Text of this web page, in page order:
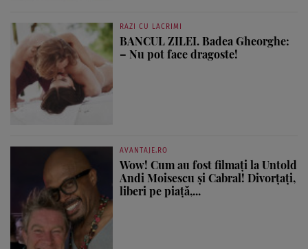
RAZI CU LACRIMI
BANCUL ZILEI. Badea Gheorghe:
– Nu pot face dragoste!
AVANTAJE.RO
Wow! Cum au fost filmați la Untold
Andi Moisescu și Cabral! Divorțați,
liberi pe piață,...